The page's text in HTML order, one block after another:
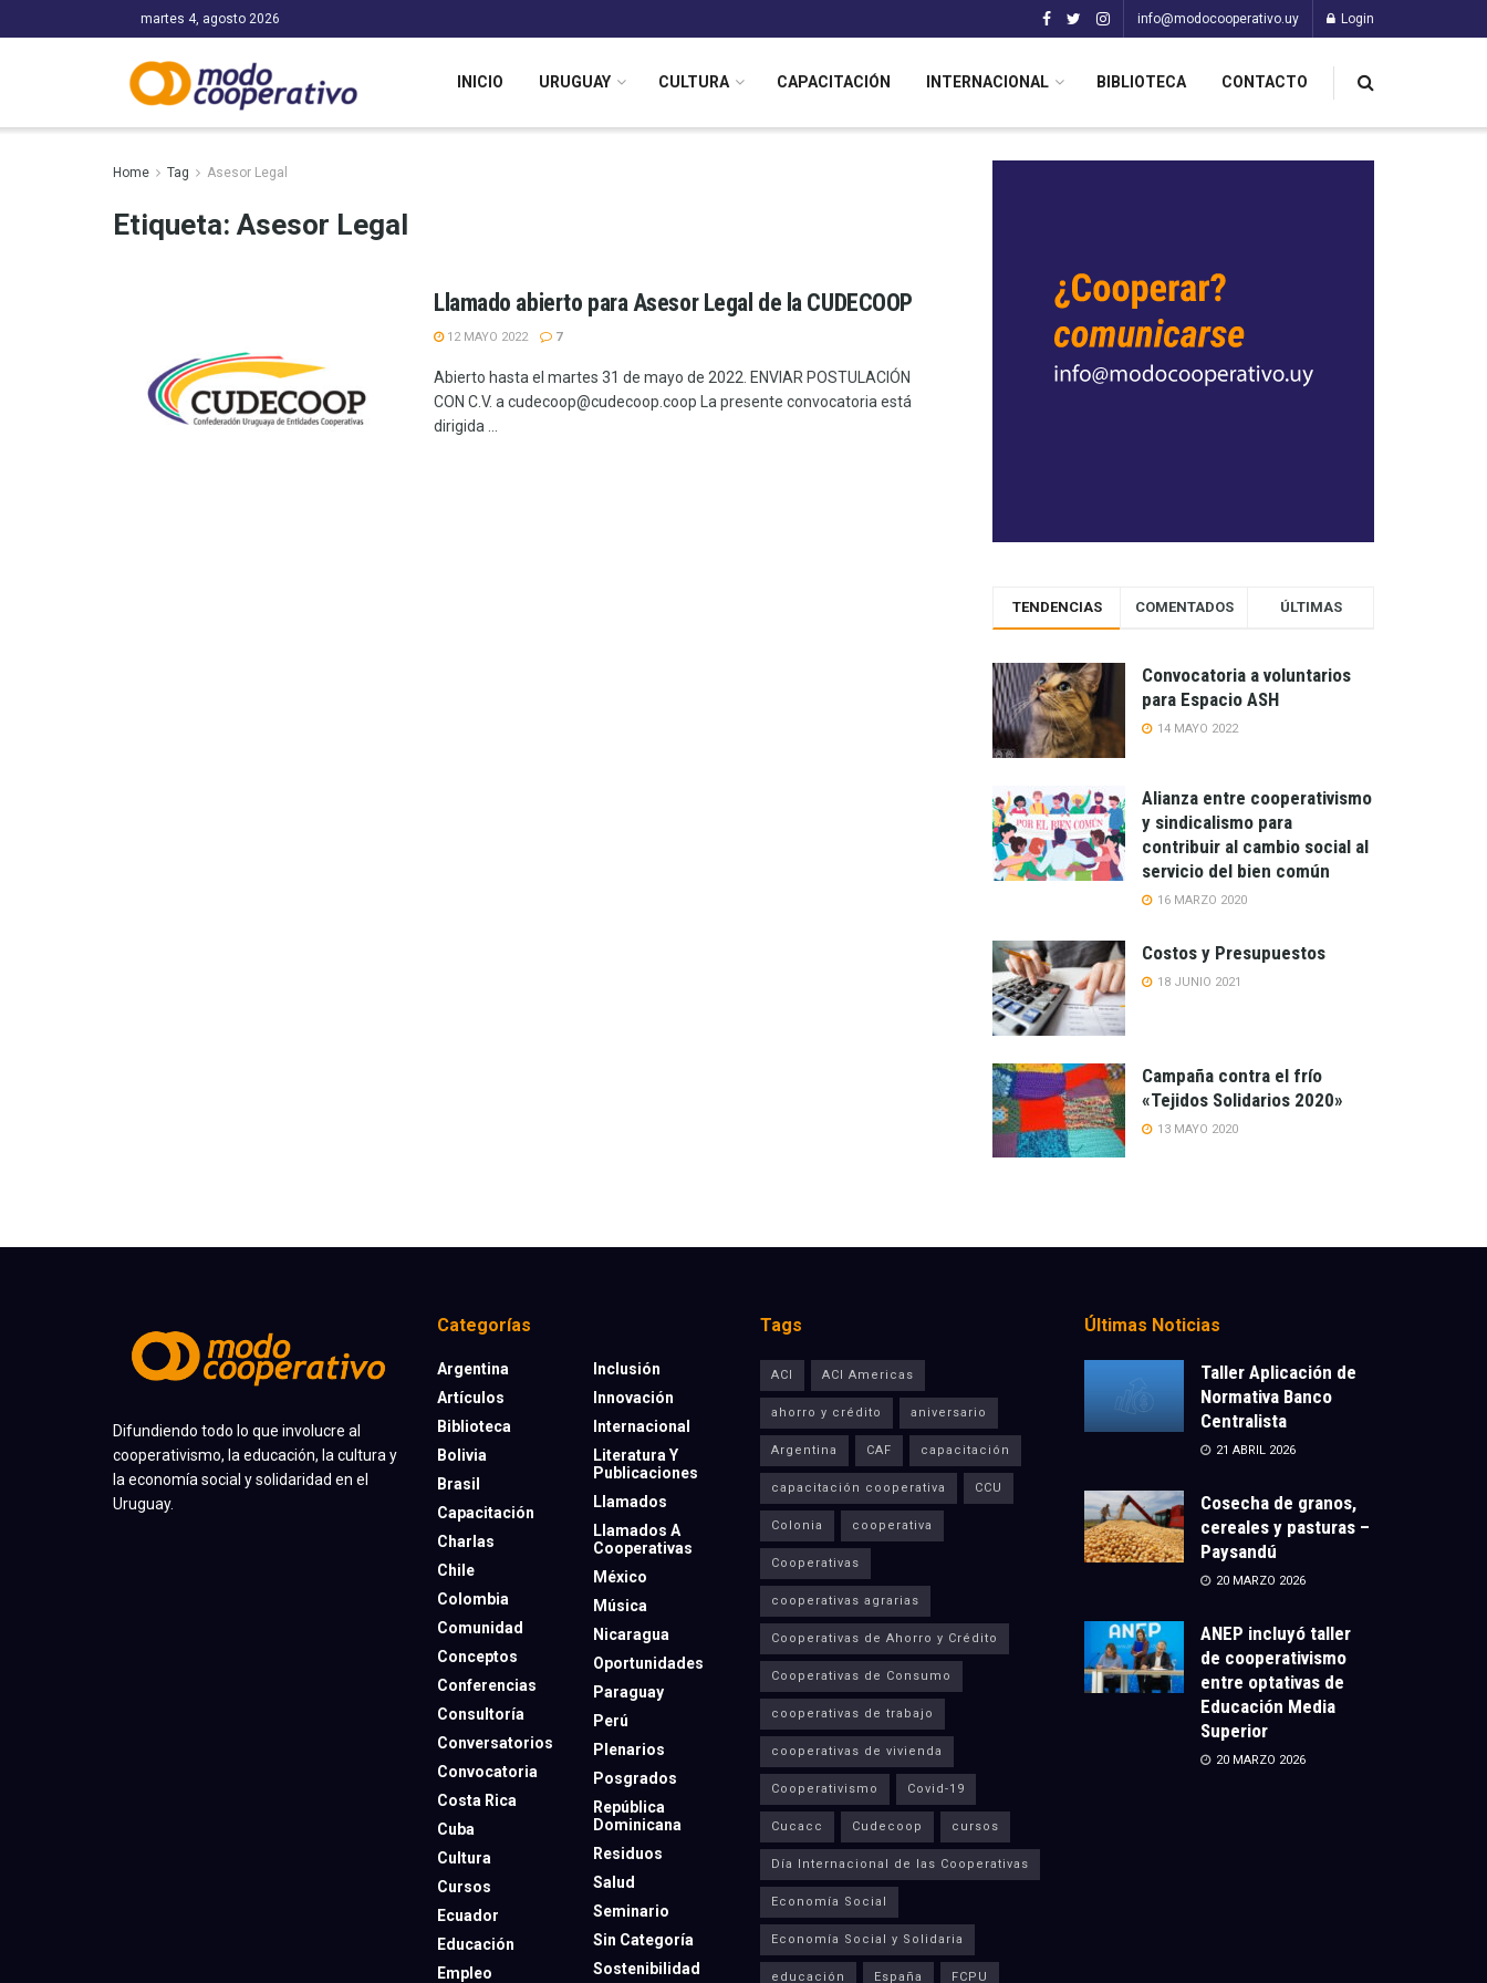
martes 4, agosto 2026 info@modocooperativo.uy Login
INICIO URUGUAY CULTURA CAPACITACIÓN INTERNACIONAL BIBLIOTECA CONTACTO
Home Tag Asesor Legal
Etiqueta: Asesor Legal
Llamado abierto para Asesor Legal de la CUDECOOP
12 MAYO 2022 7
Abierto hasta el martes 31 de mayo de 2022. ENVIAR POSTULACIÓN
CON C.V. a cudecoop@cudecoop.coop La presente convocatoria está
dirigida ...
TENDENCIAS COMENTADOS ÚLTIMAS
Convocatoria a voluntarios
para Espacio ASH
14 MAYO 2022
Alianza entre cooperativismo
y sindicalismo para
contribuir al cambio social al
servicio del bien común
16 MARZO 2020
Costos y Presupuestos
18 JUNIO 2021
Campaña contra el frío
«Tejidos Solidarios 2020»
13 MAYO 2020
Difundiendo todo lo que involucre al
cooperativismo, la educación, la cultura y
la economía social y solidaridad en el
Uruguay.
Categorías
Argentina
Artículos
Biblioteca
Bolivia
Brasil
Capacitación
Charlas
Chile
Colombia
Comunidad
Conceptos
Conferencias
Consultoría
Conversatorios
Convocatoria
Costa Rica
Cuba
Cultura
Cursos
Ecuador
Educación
Empleo
Inclusión
Innovación
Internacional
Literatura Y
Publicaciones
Llamados
Llamados A
Cooperativas
México
Música
Nicaragua
Oportunidades
Paraguay
Perú
Plenarios
Posgrados
República
Dominicana
Residuos
Salud
Seminario
Sin Categoría
Sostenibilidad
Tags
ACI ACI Americas
ahorro y crédito aniversario
Argentina CAF capacitación
capacitación cooperativa CCU
Colonia cooperativa
Cooperativas
cooperativas agrarias
Cooperativas de Ahorro y Crédito
Cooperativas de Consumo
cooperativas de trabajo
cooperativas de vivienda
Cooperativismo Covid-19
Cucacc Cudecoop cursos
Día Internacional de las Cooperativas
Economía Social
Economía Social y Solidaria
educación España FCPU
Últimas Noticias
Taller Aplicación de
Normativa Banco
Centralista
21 ABRIL 2026
Cosecha de granos,
cereales y pasturas –
Paysandú
20 MARZO 2026
ANEP incluyó taller
de cooperativismo
entre optativas de
Educación Media
Superior
20 MARZO 2026